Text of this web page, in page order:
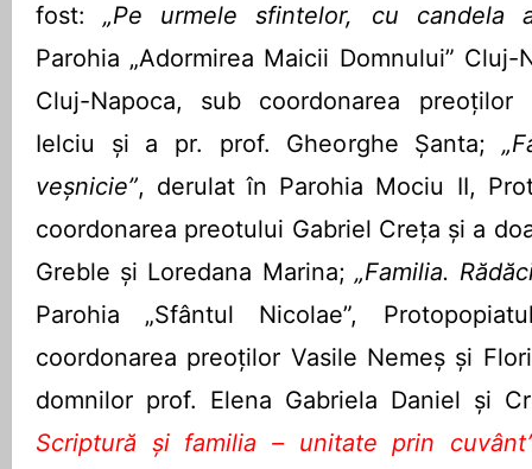
fost:„Pe urmele sfintelor, cu candela
Parohia „Adormirea Maicii Domnului” Cluj-
Cluj-Napoca, sub coordonarea preoților
Ielciu și a pr. prof. Gheorghe Șanta;
veșnicie”, derulat în Parohia Mociu II,
coordonarea preotului Gabriel Creța și a
Greble și Loredana Marina; „Familia.
Parohia „Sfântul Nicolae”,
coordonarea preoților Vasile Nemeș și
domnilor prof. Elena Gabriela Daniel și
Scriptură și familia – unitate prin